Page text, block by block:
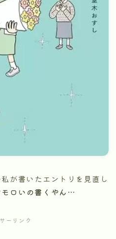
が書いたエントリを見直し
ロいの書くやん…
ーリンク